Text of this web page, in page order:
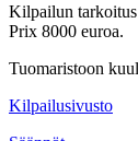
Kilpailun tarkoitus
Prix 8000 euroa.
Tuomaristoon
Kilpailusivusto